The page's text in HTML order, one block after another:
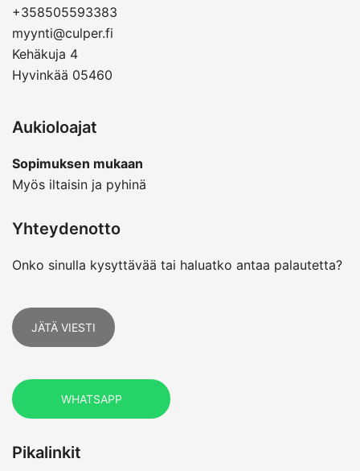
+358505593383
myynti@culper.fi
Kehäkuja 4
Hyvinkää 05460
Aukioloajat
Sopimuksen mukaan
Myös iltaisin ja pyhinä
Yhteydenotto
Onko sinulla kysyttävää tai haluatko antaa palautetta?
JÄTÄ VIESTI
WHATSAPP
Pikalinkit